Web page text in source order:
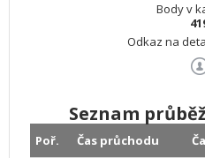
Body v
Odkaz na
Seznam
Poř. Čas průchodu